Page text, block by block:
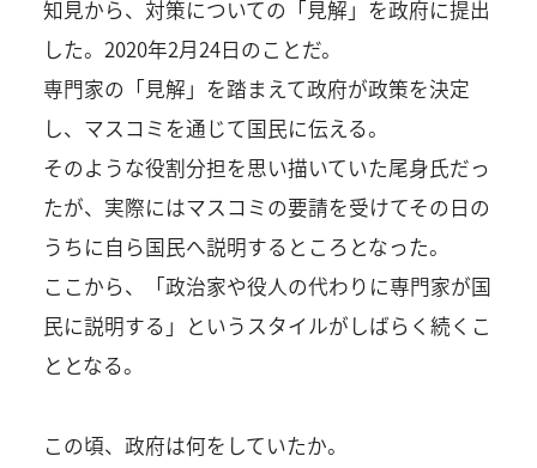
知見から、対策についての「見解」を政府に提出
した。2020年2月24日のことだ。
専門家の「見解」を踏まえて政府が政策を決定
し、マスコミを通じて国民に伝える。
そのような役割分担を思い描いていた尾身氏だっ
たが、実際にはマスコミの要請を受けてその日の
うちに自ら国民へ説明するところとなった。
ここから、「政治家や役人の代わりに専門家が国
民に説明する」というスタイルがしばらく続くこ
ととなる。
この頃、政府は何をしていたか。